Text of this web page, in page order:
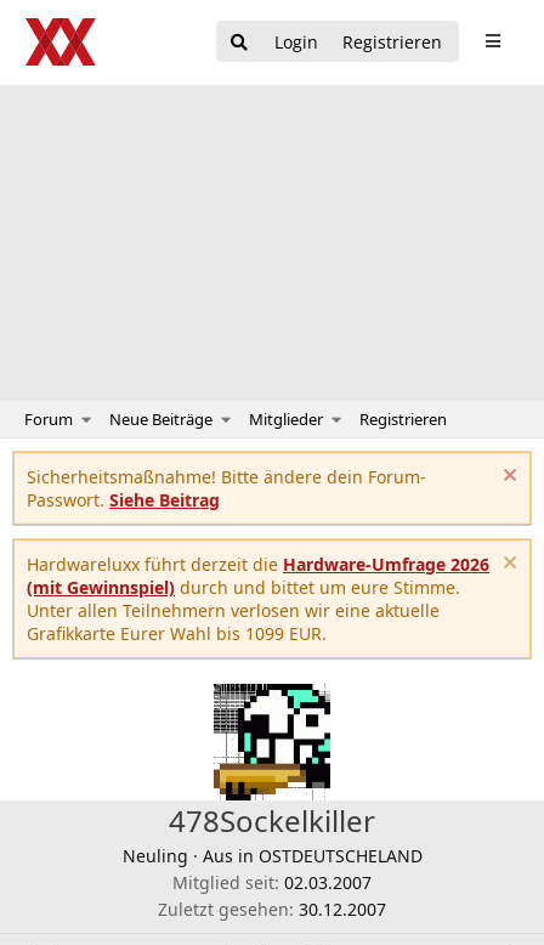
Login Registrieren
Forum Neue Beiträge Mitglieder Registrieren
Sicherheitsmaßnahme! Bitte ändere dein Forum-
Passwort. Siehe Beitrag
Hardwareluxx führt derzeit die Hardware-Umfrage 2026
(mit Gewinnspiel) durch und bittet um eure Stimme.
Unter allen Teilnehmern verlosen wir eine aktuelle
Grafikkarte Eurer Wahl bis 1099 EUR.
478Sockelkiller
Neuling · Aus in OSTDEUTSCHELAND
Mitglied seit 02.03.2007
Zuletzt gesehen 30.12.2007